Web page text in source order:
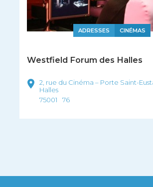
ADRESSES CINÉMAS
Westfield Forum des Halles
2, rue du Cinéma – Porte Saint-
Halles
75001
76